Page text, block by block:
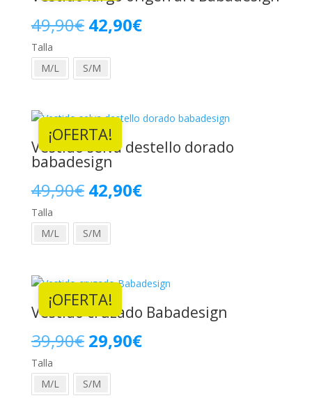
49,90€ El
precio
original
49,90€.
42,90€El
42,90€.
Talla
M/L
S/M
¡OFERTA!
Vestido selva destello dorado
babadesign
49,90€ El
precio
original
49,90€.
42,90€El
42,90€.
Talla
M/L
S/M
¡OFERTA!
Vestido cruzado Babadesign
39,90€ El
precio
29,90€El
Talla
M/L
S/M